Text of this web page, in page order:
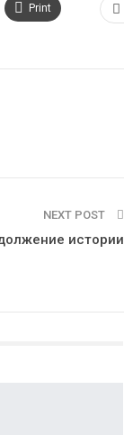
Print
NEXT POST
истории